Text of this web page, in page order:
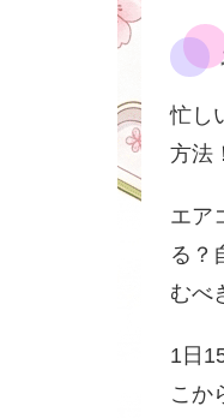
忙し
方法
エア
る？
むべ
1日
こか